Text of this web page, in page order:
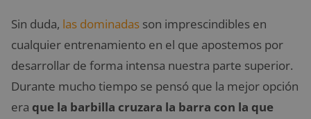
Sin duda, las dominadas son imprescindibles en
cualquier entrenamiento en el que apostemos por
desarrollar de forma intensa nuestra parte superior.
Durante mucho tiempo se pensó que la mejor opción
era que la barbilla cruzara la barra con la que